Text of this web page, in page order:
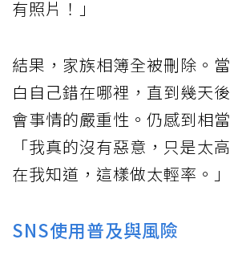
有照片！」
結果，家族相簿全被刪除。
白自己錯在哪裡，直到幾天
會事情的嚴重性。仍感到相
「我真的沒有惡意，只是
在我知道，這樣做太輕率。」
SNS使用普及與風險